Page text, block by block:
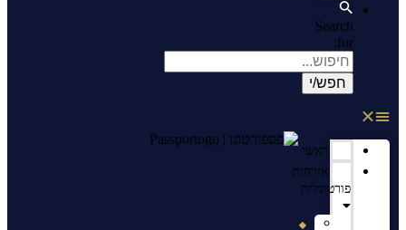
Search
for:
ראשי
אזרחות
פורטוגלית